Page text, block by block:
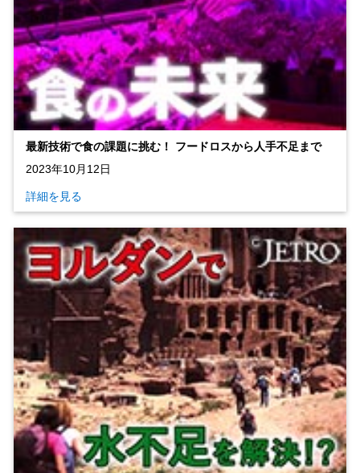
最新技術で食の課題に挑む！ フードロスから人手不足まで
2023年10月12日
詳細を見る